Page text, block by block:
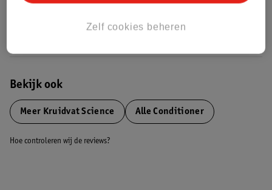
Hogere score betekent lagere impact
Bekijk ook
Meer Kruidvat Science Alle Conditioner
Hoe controleren wij de reviews?
Zelf cookies beheren